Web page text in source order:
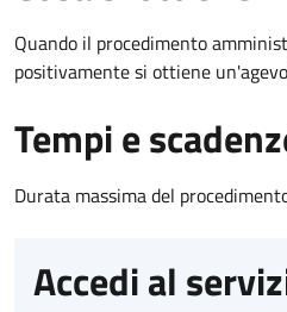
Quando il procedimento
positivamente si ottiene
Tempi e
Durata massima del
Accedi al